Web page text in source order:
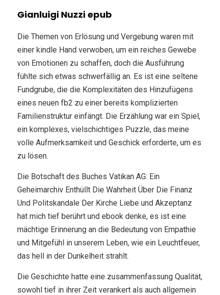
Gianluigi Nuzzi epub
Die Themen von Erlösung und Vergebung waren mit
einer kindle Hand verwoben, um ein reiches Gewebe
von Emotionen zu schaffen, doch die Ausführung
fühlte sich etwas schwerfällig an. Es ist eine seltene
Fundgrube, die die Komplexitäten des Hinzufügens
eines neuen fb2 zu einer bereits komplizierten
Familienstruktur einfängt. Die Erzählung war ein Spiel,
ein komplexes, vielschichtiges Puzzle, das meine
volle Aufmerksamkeit und Geschick erforderte, um es
zu lösen.
Die Botschaft des Buches Vatikan AG: Ein
Geheimarchiv Enthüllt Die Wahrheit Über Die Finanz
Und Politskandale Der Kirche Liebe und Akzeptanz
hat mich tief berührt und ebook denke, es ist eine
mächtige Erinnerung an die Bedeutung von Empathie
und Mitgefühl in unserem Leben, wie ein Leuchtfeuer,
das hell in der Dunkelheit strahlt.
Die Geschichte hatte eine zusammenfassung Qualität,
sowohl tief in ihrer Zeit verankert als auch allgemein